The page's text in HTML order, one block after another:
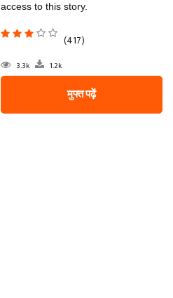
access to this story.
(417)
3.3k 1.2k
मुफ्त पढ़ें